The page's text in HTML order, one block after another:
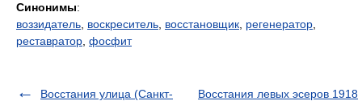
Синонимы:
воззидатель воскреситель восстановщик регенератор
реставратор фосфит
Восстания улица (Санкт-
Восстания левых эсеров 1918